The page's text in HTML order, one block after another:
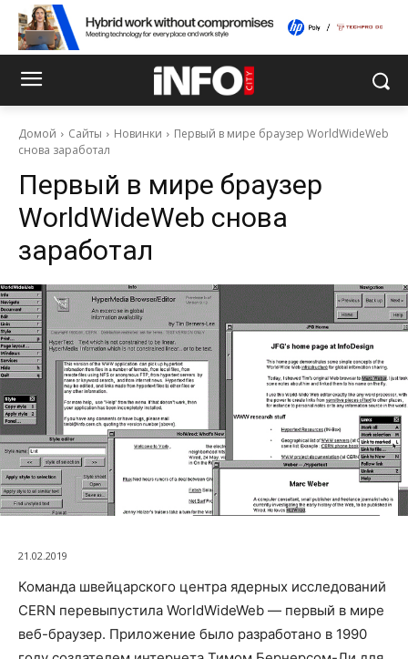
Домой Сайты Новинки
Первый в мире браузер WorldWideWeb
снова заработал
Первый в мире браузер
WorldWideWeb снова
заработал
21.02.2019
Команда швейцарского центра ядерных исследований
CERN перевыпустила WorldWideWeb — первый в мире
веб-браузер. Приложение было разработано в 1990